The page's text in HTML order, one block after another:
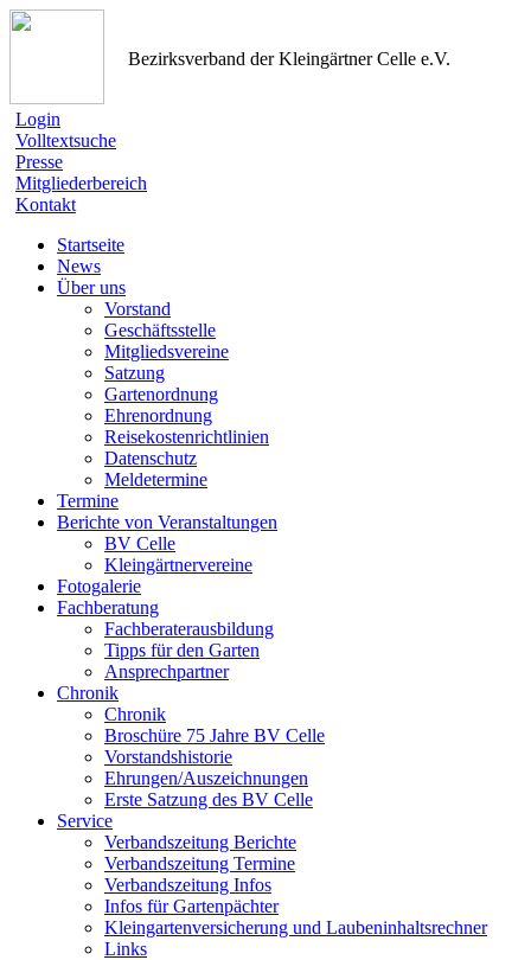
Bezirksverband der Kleingärtner Celle e.V.
Login
Volltextsuche
Presse
Mitgliederbereich
Kontakt
Startseite
News
Über uns
Vorstand
Geschäftsstelle
Mitgliedsvereine
Satzung
Gartenordnung
Ehrenordnung
Reisekostenrichtlinien
Datenschutz
Meldetermine
Termine
Berichte von Veranstaltungen
BV Celle
Kleingärtnervereine
Fotogalerie
Fachberatung
Fachberaterausbildung
Tipps für den Garten
Ansprechpartner
Chronik
Chronik
Broschüre 75 Jahre BV Celle
Vorstandshistorie
Ehrungen/Auszeichnungen
Erste Satzung des BV Celle
Service
Verbandszeitung Berichte
Verbandszeitung Termine
Verbandszeitung Infos
Infos für Gartenpächter
Kleingartenversicherung und Laubeninhaltsrechner
Links